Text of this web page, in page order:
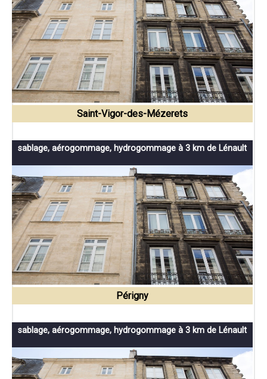
Saint-Vigor-des-Mézerets
sablage, aérogommage, hydrogommage à 3 km de Lénault
Périgny
sablage, aérogommage, hydrogommage à 3 km de Lénault